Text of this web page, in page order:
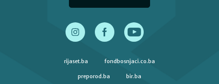
rijaset.ba fondbosnjaci.co.ba
preporod.ba bir.ba